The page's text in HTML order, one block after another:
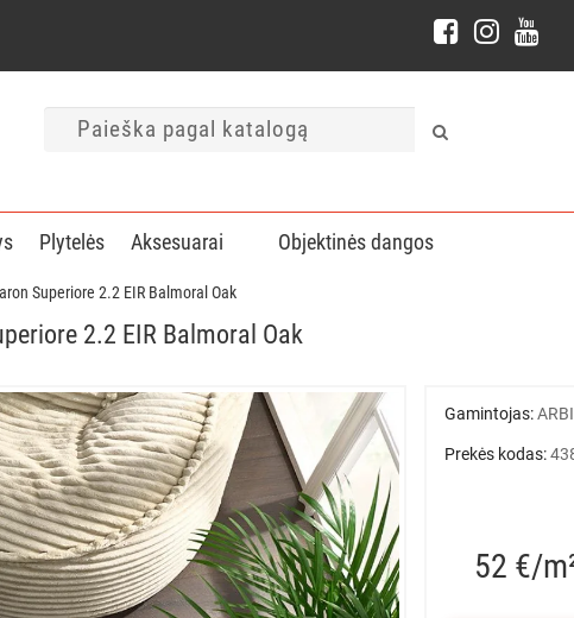
Plytelės Aksesuarai Objektinės dangos
Superiore 2.2 EIR Balmoral Oak
2.2 EIR Balmoral Oak
Gamintojas:
Prekės kodas:
52 €/